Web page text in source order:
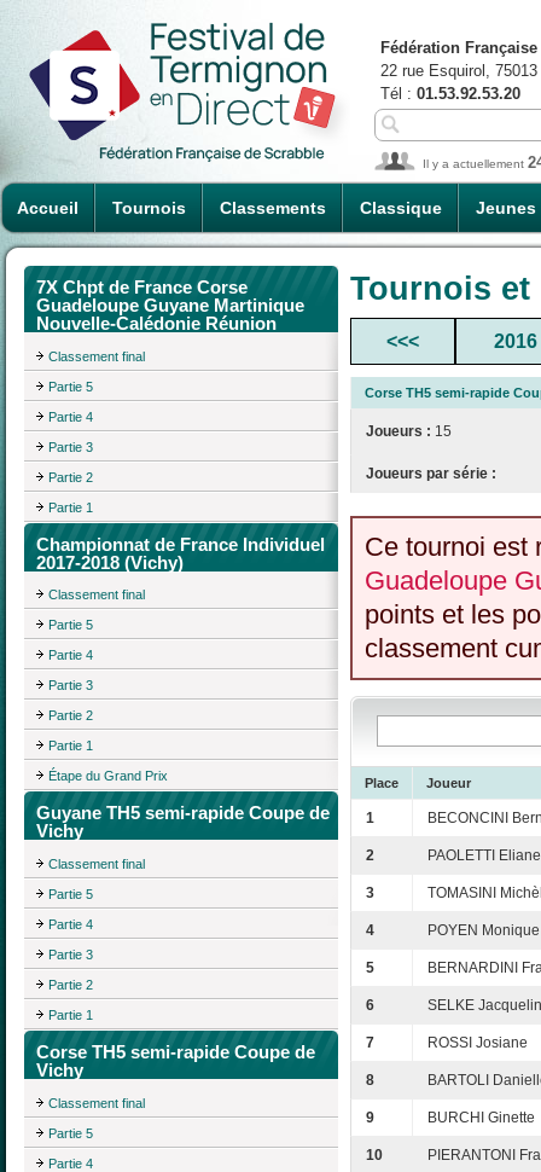
Accueil Tournois Classements Classique Jeunes
Fédération
22 rue Esquirol,
Tél : 01.53.92.53.20
Il y a actuellement
7X Chpt de France Corse
Guadeloupe Guyane Martinique
Nouvelle-Calédonie Réunion
Classement final
Partie 5
Partie 4
Partie 3
Partie 2
Partie 1
Championnat de France Individuel
2017-2018 (Vichy)
Classement final
Partie 5
Partie 4
Partie 3
Partie 2
Partie 1
Étape du Grand Prix
Guyane TH5 semi-rapide Coupe de
Vichy
Classement final
Partie 5
Partie 4
Partie 3
Partie 2
Partie 1
Corse TH5 semi-rapide Coupe de
Vichy
Classement final
Partie 5
Partie 4
Tournois
<<< 2016
Corse TH5 semi-rapide
Joueurs : 15
Joueurs par série :
Ce tournoi est
Guadeloupe
points et les
classement
Place Joueur
1 BECONCINI
2 PAOLETTI Eliane
3 TOMASINI
4 POYEN Monique
5 BERNARDINI
6 SELKE
7 ROSSI Josiane
8 BARTOLI
9 BURCHI Ginette
10 PIERANTONI